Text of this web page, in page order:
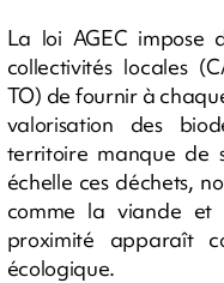
La loi AGEC impose
collectivités locales
TO) de fournir à
valorisation des
territoire manque de
échelle ces déchets,
comme la viande et
proximité apparaît
écologique.